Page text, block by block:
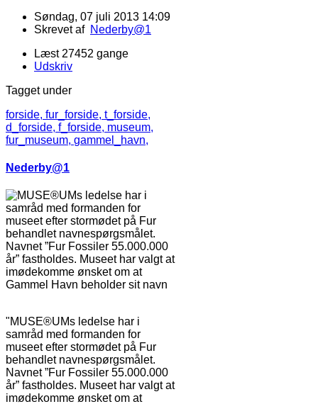
Søndag, 07 juli 2013 14:09
Skrevet af Nederby@1
Læst 27452 gange
Udskriv
Tagget under
forside, fur_forside, t_forside,
d_forside, f_forside, museum,
fur_museum, gammel_havn,
Nederby@1
MUSE®UMs ledelse har i
samråd med formanden for
museet efter stormødet på Fur
behandlet navnespørgsmålet.
Navnet ”Fur Fossiler 55.000.000
år” fastholdes. Museet har valgt at
imødekomme ønsket om at
Gammel Havn beholder sit navn
"MUSE®UMs ledelse har i
samråd med formanden for
museet efter stormødet på Fur
behandlet navnespørgsmålet.
Navnet ”Fur Fossiler 55.000.000
år” fastholdes. Museet har valgt at
imødekomme ønsket om at